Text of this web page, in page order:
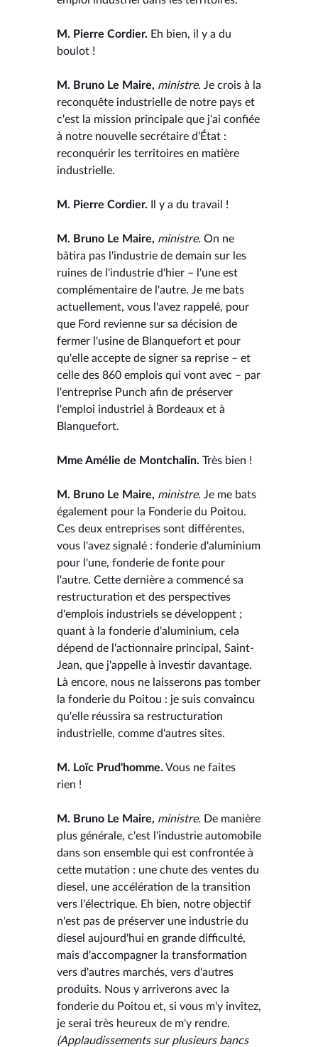
M. Pierre Cordier. Eh bien, il y a du
boulot !
M. Bruno Le Maire, ministre. Je crois à la
reconquête industrielle de notre pays et
c'est la mission principale que j'ai confiée
à notre nouvelle secrétaire d’État :
reconquérir les territoires en matière
industrielle.
M. Pierre Cordier. Il y a du travail !
M. Bruno Le Maire, ministre. On ne
bâtira pas l'industrie de demain sur les
ruines de l'industrie d'hier – l'une est
complémentaire de l'autre. Je me bats
actuellement, vous l'avez rappelé, pour
que Ford revienne sur sa décision de
fermer l'usine de Blanquefort et pour
qu'elle accepte de signer sa reprise – et
celle des 860 emplois qui vont avec – par
l'entreprise Punch afin de préserver
l'emploi industriel à Bordeaux et à
Blanquefort.
Mme Amélie de Montchalin. Très bien !
M. Bruno Le Maire, ministre. Je me bats
également pour la Fonderie du Poitou.
Ces deux entreprises sont différentes,
vous l'avez signalé : fonderie d'aluminium
pour l'une, fonderie de fonte pour
l'autre. Cette dernière a commencé sa
restructuration et des perspectives
d'emplois industriels se développent ;
quant à la fonderie d'aluminium, cela
dépend de l'actionnaire principal, Saint-
Jean, que j'appelle à investir davantage.
Là encore, nous ne laisserons pas tomber
la fonderie du Poitou : je suis convaincu
qu'elle réussira sa restructuration
industrielle, comme d'autres sites.
M. Loïc Prud'homme. Vous ne faites
rien !
M. Bruno Le Maire, ministre. De manière
plus générale, c'est l'industrie automobile
dans son ensemble qui est confrontée à
cette mutation : une chute des ventes du
diesel, une accélération de la transition
vers l'électrique. Eh bien, notre objectif
n'est pas de préserver une industrie du
diesel aujourd'hui en grande difficulté,
mais d'accompagner la transformation
vers d'autres marchés, vers d'autres
produits. Nous y arriverons avec la
fonderie du Poitou et, si vous m'y invitez,
je serai très heureux de m'y rendre.
(Applaudissements sur plusieurs bancs